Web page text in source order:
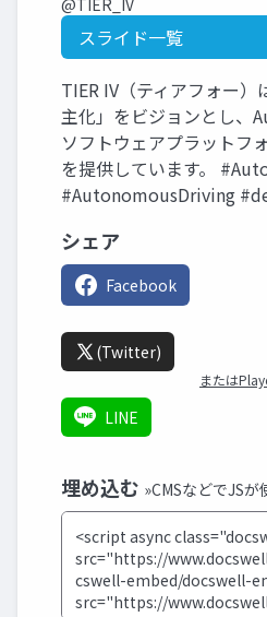
@TIER_IV
スライド一覧
TIER IV（ティアフォー
主化」をビジョンとし、
ソフトウェアプラットフ
を提供しています。
#AutonomousDriving
シェア
Facebook
(Twitter)
または
LINE
埋め込む »CMSなどでJS